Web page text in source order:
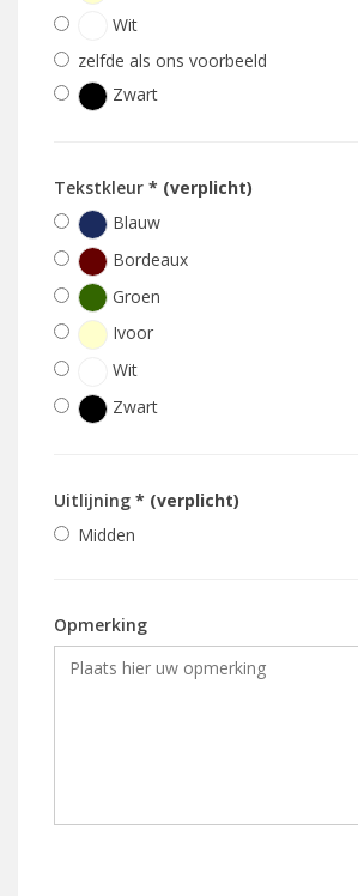
Wit
zelfde als ons voorbeeld
Zwart
Tekstkleur * (verplicht)
Blauw
Bordeaux
Groen
Ivoor
Wit
Zwart
Uitlijning * (verplicht)
Midden
Opmerking